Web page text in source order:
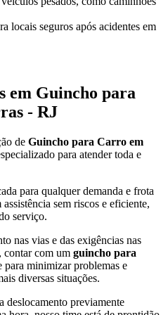
locais seguros após acidentes em
em Guincho para
- RJ
de Guincho para Carro em
para atender toda e
para qualquer demanda e frota
sem riscos e eficiente,
serviço.
nas vias e das exigências nas
, contar com um guincho para
para minimizar problemas e
diversas situações.
deslocamento previamente